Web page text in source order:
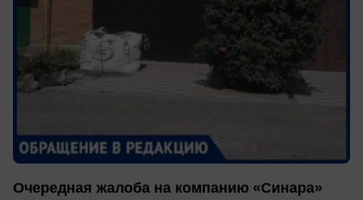
Очередная жалоба на компанию «Синара»